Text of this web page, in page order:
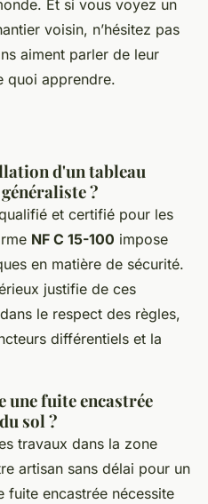
Et si vous voyez un
voisin, n’hésitez pas
aiment parler de leur
quoi apprendre.
d'un tableau
?
et certifié pour les
NF C 15-100 impose
en matière de sécurité.
justifie de ces
le respect des règles,
différentiels et la
une fuite encastrée
sol ?
travaux dans la zone
artisan sans délai pour un
encastrée nécessite